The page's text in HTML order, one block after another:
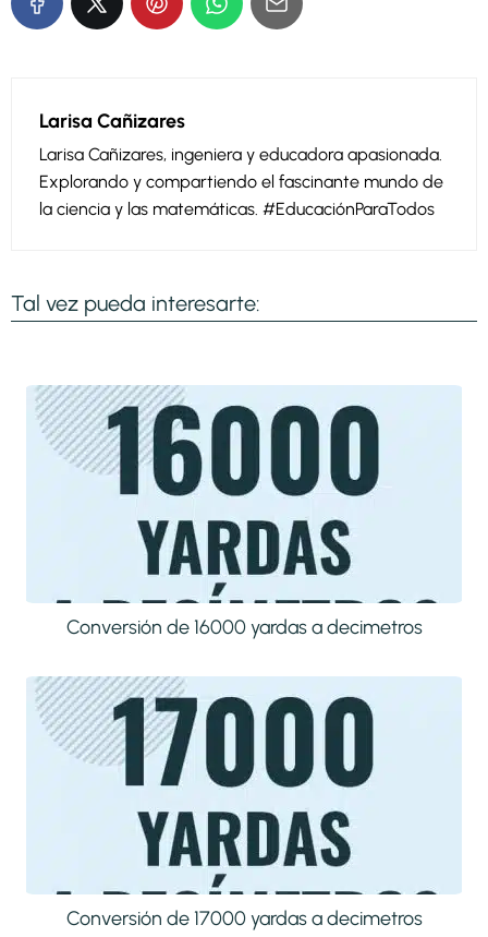
Larisa Cañizares
Larisa Cañizares, ingeniera y educadora apasionada.
Explorando y compartiendo el fascinante mundo de
la ciencia y las matemáticas. #EducaciónParaTodos
Tal vez pueda interesarte:
Conversión de 16000 yardas a decimetros
Conversión de 17000 yardas a decimetros